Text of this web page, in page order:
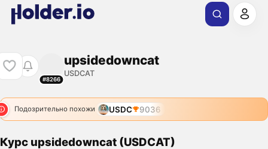
#8266
upsidedowncat
USDCAT
Подозрительно похожи USDC 9036
Курс upsidedowncat (USDCAT)